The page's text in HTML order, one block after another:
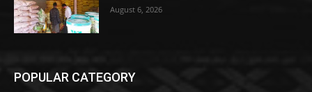
August 6, 2026
POPULAR CATEGORY